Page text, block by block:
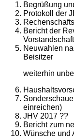
Begrüßung
Protokoll der
Bericht der
Vorstandschaft
Neuwahlen
Beisitzer
weiterhin
einreichen)
JHV 2017 ??
Bericht zum
Wünsche und